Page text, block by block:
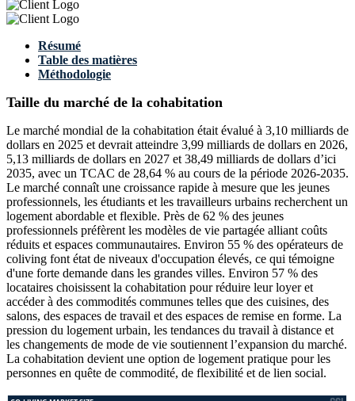
Résumé
Table des matières
Méthodologie
Taille du marché de la cohabitation
Le marché mondial de la cohabitation était évalué à 3,10 milliards de
dollars en 2025 et devrait atteindre 3,99 milliards de dollars en 2026,
5,13 milliards de dollars en 2027 et 38,49 milliards de dollars d’ici
2035, avec un TCAC de 28,64 % au cours de la période 2026-2035.
Le marché connaît une croissance rapide à mesure que les jeunes
professionnels, les étudiants et les travailleurs urbains recherchent un
logement abordable et flexible. Près de 62 % des jeunes
professionnels préfèrent les modèles de vie partagée alliant coûts
réduits et espaces communautaires. Environ 55 % des opérateurs de
coliving font état de niveaux d'occupation élevés, ce qui témoigne
d'une forte demande dans les grandes villes. Environ 57 % des
locataires choisissent la cohabitation pour réduire leur loyer et
accéder à des commodités communes telles que des cuisines, des
salons, des espaces de travail et des espaces de remise en forme. La
pression du logement urbain, les tendances du travail à distance et
les changements de mode de vie soutiennent l’expansion du marché.
La cohabitation devient une option de logement pratique pour les
personnes en quête de commodité, de flexibilité et de lien social.